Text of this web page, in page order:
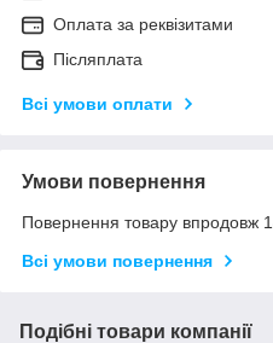
Оплата за реквізитами
Післяплата
Всі умови оплати
Умови повернення
Повернення товару впродовж
Всі умови повернення
Подібні товари компанії